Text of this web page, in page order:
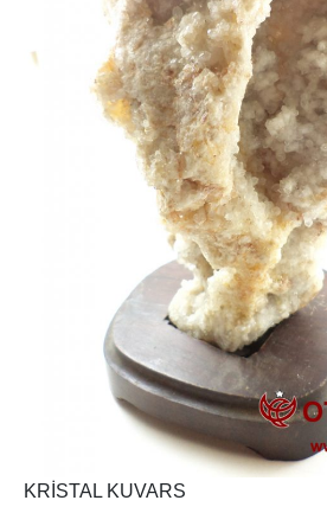
KRİSTAL KUVARS